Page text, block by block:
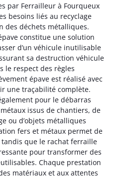
par Ferrailleur à Fourqueux
besoins liés au recyclage
des déchets métalliques.
constitue une solution
d’un véhicule inutilisable
sa destruction véhicule
le respect des règles
épave est réalisé avec
une traçabilité complète.
pour le débarras
issus de chantiers, de
ou d’objets métalliques
fers et métaux permet de
que le rachat ferraille
pour transformer des
Chaque prestation
matériaux et aux attentes